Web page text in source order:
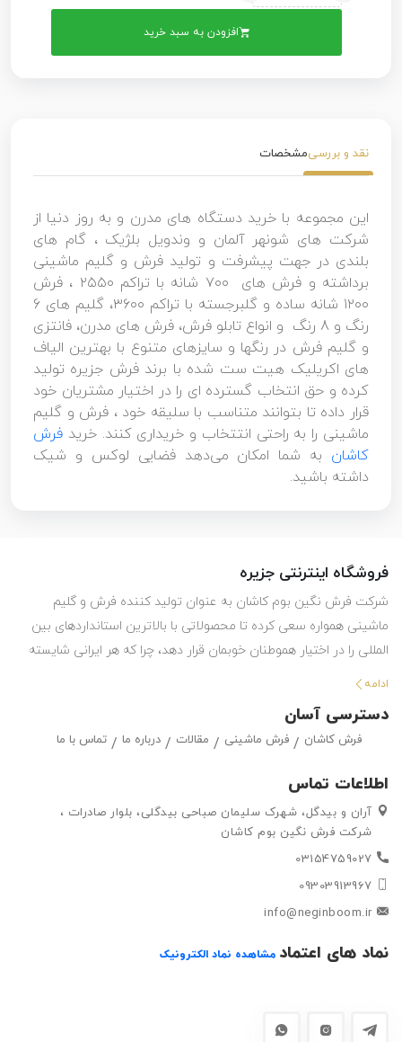
افزودن به سبد خرید
نقد و بررسیمشخصات
این مجموعه با خرید دستگاه های مدرن و به روز دنیا از
شرکت های شونهر آلمان و وندویل بلژیک ، گام های
بلندی در جهت پیشرفت و تولید فرش و گلیم ماشینی
برداشته و فرش های ۷۰۰ شانه با تراکم ۲۵۵۰ ، فرش
۱۲۰۰ شانه ساده و گلبرجسته با تراکم ۳۶۰۰، گلیم های 6
رنگ و 8 رنگ و انواع تابلو فرش، فرش های مدرن، فانتزی
و گلیم فرش در رنگها و سایزهای متنوع با بهترین الیاف
های اکریلیک هیت ست شده با برند فرش جزیره تولید
کرده و حق انتخاب گسترده ای را در اختیار مشتریان خود
قرار داده تا بتوانند متناسب با سلیقه خود ، فرش و گلیم
ماشینی را به راحتی انتتخاب و خریداری کنند. خرید فرش
کاشان به شما امکان می‌دهد فضایی لوکس و شیک
داشته باشید.
فروشگاه اینترنتی جزیره
شرکت فرش نگین بوم کاشان به عنوان تولید کننده فرش و گلیم
ماشینی همواره سعی کرده تا محصولاتی با بالاترین استانداردهای بین
المللی را در اختیار هموطنان خوبمان قرار دهد، چرا که هر ایرانی شایسته
استفاده از بهترین هاست. این شرکت با تولید انواع فرش ماشینی و گلیم
مشتریان خود قرار داده تا بتوانند متناسب با سلیقه خود ، فرش ماشینی
و گلیم مورد علاقه خود را به راحتی انتتخاب کرده و خریداری کنند.
ادامه
اطلاعات تماس
آران و بیدگل، شهرک سلیمان صباحی بیدگلی، بلوار صادرات ،
شرکت فرش نگین بوم کاشان
03154759027
09303913967
info@neginboom.ir
دسترسی آسان
فرش کاشان فرش ماشینی مقالات درباره ما تماس با ما
نماد های اعتماد مشاهده نماد الکترونیک